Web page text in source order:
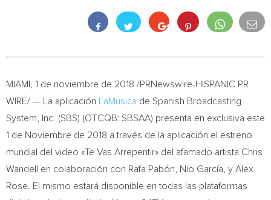
MIAMI
, 1 de noviembre de 2018 /PRNewswire-HISPANIC PR
WIRE/ — La aplicación
LaMusica de Spanish Broadcasting
System, Inc. (SBS) (OTCQB: SBSAA) presenta en exclusiva este
1 de Noviembre de 2018 a través de la aplicación el estreno
mundial del video «Te Vas Arrepentir» del afamado artista Chris
Wandell
en colaboración con Rafa Pabón, Nio García, y Alex
Rose . El mismo estará disponible en todas las plataformas